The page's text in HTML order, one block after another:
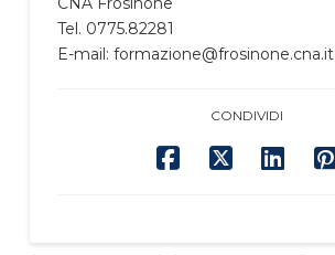
Tel. 0775.82281
E-mail: formazione@frosinone.cna.it
CONDIVIDI